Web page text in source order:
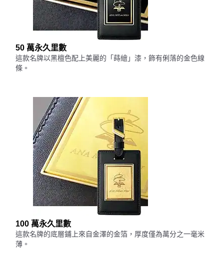
50 萬永久里數
這款名牌以黑檀色配上美麗的「蒔繪」漆，飾有俐落的金色線
條。
100 萬永久里數
這款名牌的底層鋪上來自金澤的金箔，厚度僅為萬分之一毫米
薄。